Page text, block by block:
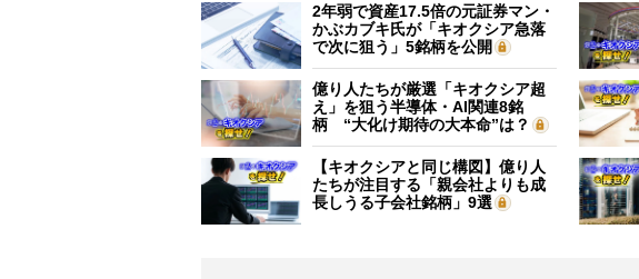
2年弱で資産17.5倍の元証券マン・
かぶカブキ氏が「キオクシア急落
で次に狙う」5銘柄を公開
億り人たちが厳選「キオクシア超
え」を狙う半導体・AI関連8銘
柄 “大化け期待の大本命”は？
【キオクシアと同じ構図】億り人
たちが注目する「親会社よりも成
長しうる子会社銘柄」9選